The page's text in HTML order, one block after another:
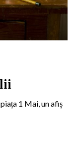
1 Mai, un afiș